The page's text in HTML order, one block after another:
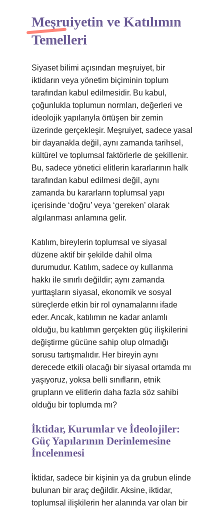
Meşruiyetin ve Katılımın
Temelleri
Siyaset bilimi açısından meşruiyet, bir
iktidarın veya yönetim biçiminin toplum
tarafından kabul edilmesidir. Bu kabul,
çoğunlukla toplumun normları, değerleri ve
ideolojik yapılarıyla örtüşen bir zemin
üzerinde gerçekleşir. Meşruiyet, sadece yasal
bir dayanakla değil, aynı zamanda tarihsel,
kültürel ve toplumsal faktörlerle de şekillenir.
Bu, sadece yönetici elitlerin kararlarının halk
tarafından kabul edilmesi değil, aynı
zamanda bu kararların toplumsal yapı
içerisinde ‘doğru’ veya ‘gereken’ olarak
algılanması anlamına gelir.
Katılım, bireylerin toplumsal ve siyasal
düzene aktif bir şekilde dahil olma
durumudur. Katılım, sadece oy kullanma
hakkı ile sınırlı değildir; aynı zamanda
yurttaşların siyasal, ekonomik ve sosyal
süreçlerde etkin bir rol oynamalarını ifade
eder. Ancak, katılımın ne kadar anlamlı
olduğu, bu katılımın gerçekten güç ilişkilerini
değiştirme gücüne sahip olup olmadığı
sorusu tartışmalıdır. Her bireyin aynı
derecede etkili olacağı bir siyasal ortamda mı
yaşıyoruz, yoksa belli sınıfların, etnik
grupların ve elitlerin daha fazla söz sahibi
olduğu bir toplumda mı?
İktidar, Kurumlar ve İdeolojiler:
Güç Yapılarının Derinlemesine
İncelenmesi
İktidar, sadece bir kişinin ya da grubun elinde
bulunan bir araç değildir. Aksine, iktidar,
toplumsal ilişkilerin her alanında var olan bir